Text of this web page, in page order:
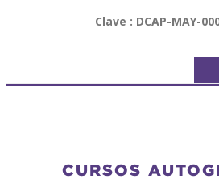
Clave : DCAP-MAY-
CURSOS